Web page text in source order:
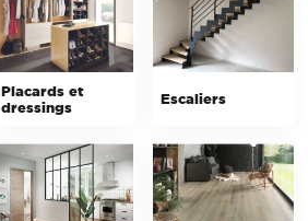
Placards et
dressings
Escaliers